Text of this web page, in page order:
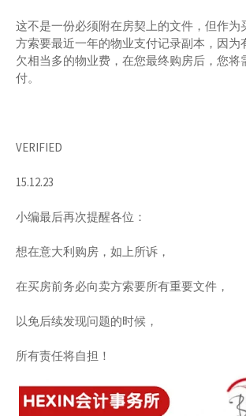
这不是一份必须附在房契上的文件，但作为
方索要最近一年的物业支付记录副本，因为
欠相当多的物业费，在您最终购房后，您将
付。
VERIFIED
15.12.23
小编最后再次提醒各位：
想在意大利购房，如上所诉，
在买房前务必向卖方索要所有重要文件，
以免后续发现问题的时候，
所有责任将自担！